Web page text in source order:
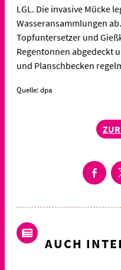
LGL. Die invasive Mücke
Wasseransammlungen
Topfuntersetzer und
Regentonnen abgedeckt
und Planschbecken
Quelle: dpa
AUCH